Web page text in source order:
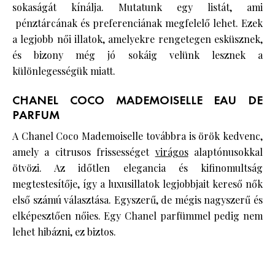
sokaságát kínálja. Mutatunk egy listát, ami
pénztárcának és preferenciának megfelelő lehet. Ezek
a legjobb női illatok, amelyekre rengetegen esküsznek,
és bizony még jó sokáig velünk lesznek a
különlegességük miatt.
CHANEL COCO MADEMOISELLE EAU DE
PARFUM
A Chanel Coco Mademoiselle továbbra is örök kedvenc,
amely a citrusos frissességet virágosalaptónusokkal
ötvözi. Az időtlen elegancia és kifinomultság
megtestesítője, így a luxusillatok legjobbjait kereső nők
első számú választása. Egyszerű, de mégis nagyszerű és
elképesztően nőies. Egy Chanel parfümmel pedig nem
lehet hibázni, ez biztos.